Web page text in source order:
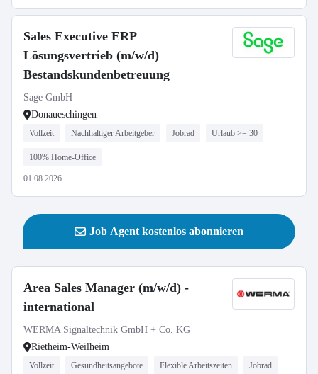
Sales Executive ERP
Lösungsvertrieb (m/w/d)
Bestandskundenbetreuung
Sage GmbH
Donaueschingen
Vollzeit Nachhaltiger Arbeitgeber Jobrad Urlaub >= 30
100% Home-Office
01.08.2026
Job Agent kostenlos abonnieren
Area Sales Manager (m/w/d) -
international
WERMA Signaltechnik GmbH + Co. KG
Rietheim-Weilheim
Vollzeit Gesundheitsangebote Flexible Arbeitszeiten Jobrad